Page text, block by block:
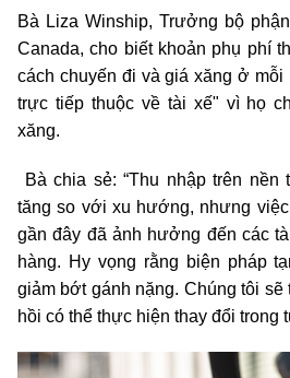
Bà Liza Winship, Trưởng bộ
Canada, cho biết khoản phụ phí
cách chuyến đi và giá xăng ở mỗi
trực tiếp thuộc về tài xế" vì họ
xăng.
Bà chia sẻ: “Thu nhập trên nền
tăng so với xu hướng, nhưng
gần đây đã ảnh hưởng đến các
hàng. Hy vọng rằng biện pháp
giảm bớt gánh nặng. Chúng tôi sẽ
hồi có thể thực hiện thay đổi trong